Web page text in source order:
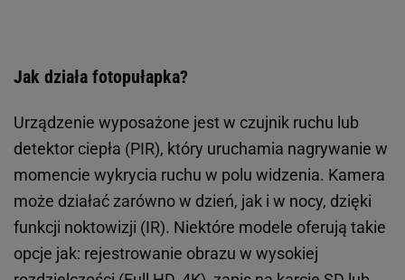
Jak działa fotopułapka?
Urządzenie wyposażone jest w czujnik ruchu lub
detektor ciepła (PIR), który uruchamia nagrywanie w
momencie wykrycia ruchu w polu widzenia. Kamera
może działać zarówno w dzień, jak i w nocy, dzięki
funkcji noktowizji (IR). Niektóre modele oferują takie
opcje jak: rejestrowanie obrazu w wysokiej